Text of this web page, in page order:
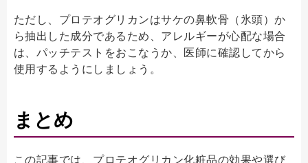
ただし、プロテオグリカンはサケの鼻軟骨（氷頭）か
ら抽出した成分であるため、アレルギーが心配な場合
は、パッチテストをおこなうか、医師に確認してから
使用するようにしましょう。
まとめ
この記事では、プロテオグリカン化粧品の効果や選び